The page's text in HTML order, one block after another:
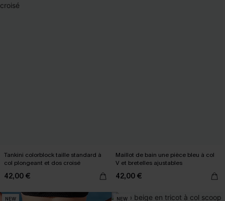
Tankini colorblock taille standard à
col plongeant et dos croisé
42,00 €
Maillot de bain une pièce bleu à col
V et bretelles ajustables
42,00 €
NEW NEW